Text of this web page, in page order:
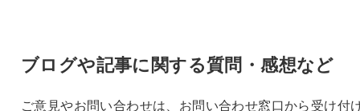
ブログや記事に関する質問・感想など
ご意見やお問い合わせは、お問い合わせ窓口から受け付